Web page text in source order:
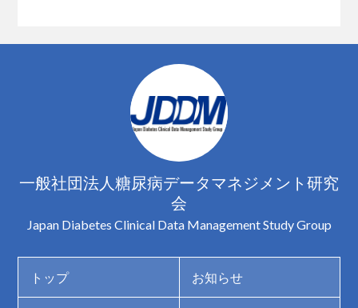
一般社団法人糖尿病データマネジメント研究
会
Japan Diabetes Clinical Data Management Study Group
トップ お知らせ